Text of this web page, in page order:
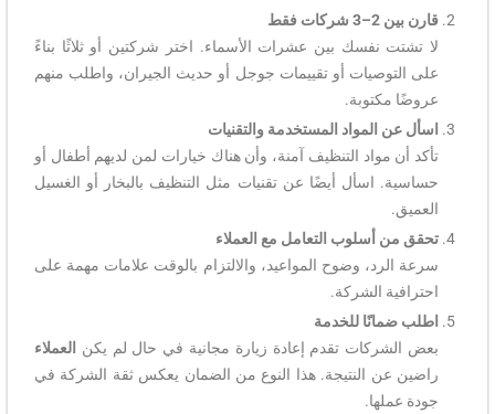
قارن بين 2–3 شركات فقط
لا تشتت نفسك بين عشرات الأسماء. اختر شركتين أو ثلاثًا بناءً
على التوصيات أو تقييمات جوجل أو حديث الجيران، واطلب منهم
عروضًا مكتوبة.
اسأل عن المواد المستخدمة والتقنيات
تأكد أن مواد التنظيف آمنة، وأن هناك خيارات لمن لديهم أطفال أو
حساسية. اسأل أيضًا عن تقنيات مثل التنظيف بالبخار أو الغسيل
العميق.
تحقق من أسلوب التعامل مع العملاء
سرعة الرد، وضوح المواعيد، والالتزام بالوقت علامات مهمة على
احترافية الشركة.
اطلب ضمانًا للخدمة
بعض الشركات تقدم إعادة زيارة مجانية في حال لم يكن العملاء
راضين عن النتيجة. هذا النوع من الضمان يعكس ثقة الشركة في
جودة عملها.